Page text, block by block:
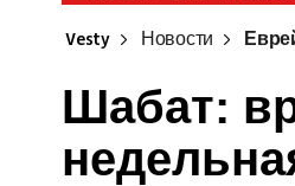
Vesty Новости
Шабат: